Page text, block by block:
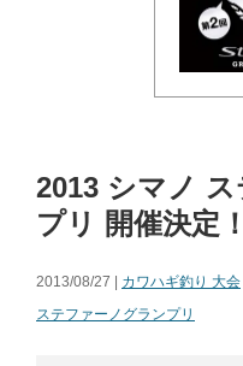
2013 シマノ
プリ 開催決定！
2013/08/27 | カワハギ釣り 大会
ステファーノグランプリ